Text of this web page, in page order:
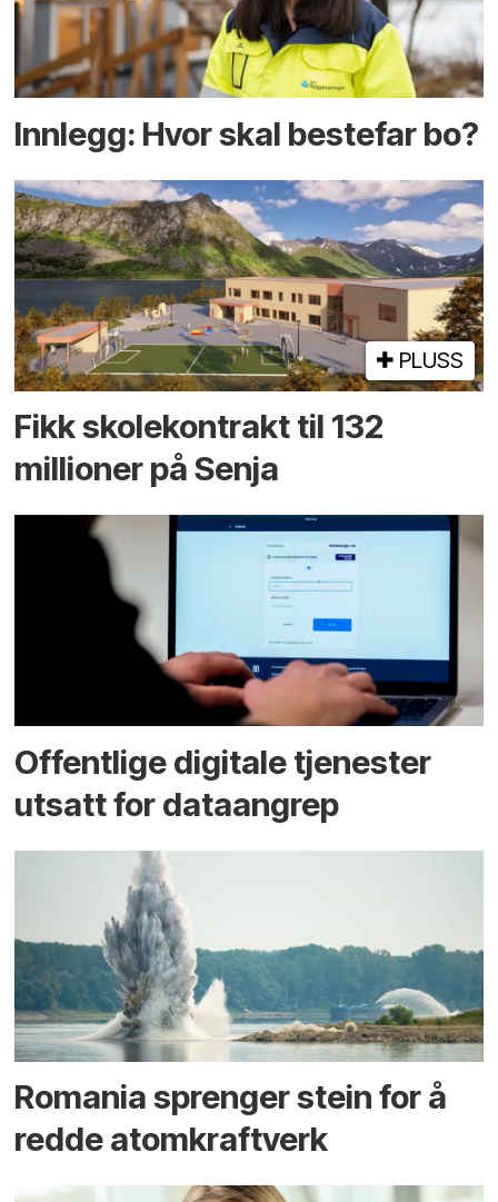
Innlegg: Hvor skal bestefar bo?
PLUSS
Fikk skole­kontrakt til 132
millioner på Senja
Offentlige digitale tjenester
utsatt for dataangrep
Romania sprenger stein for å
redde atomkraftverk